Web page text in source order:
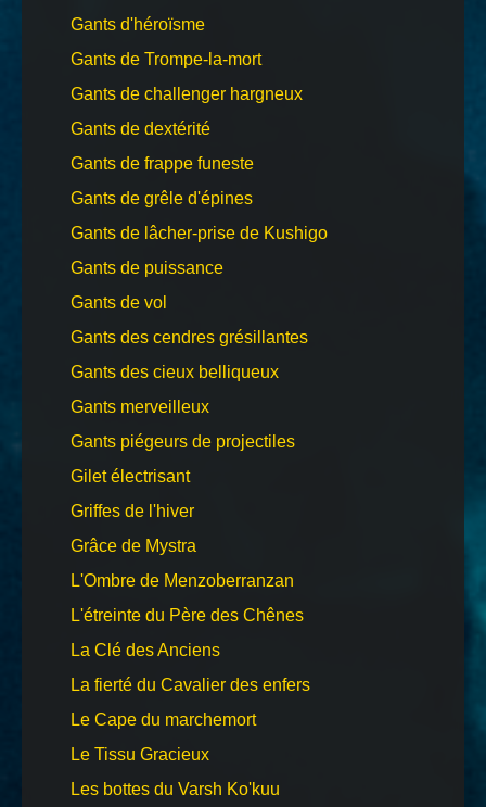
Gants d'héroïsme
Gants de Trompe-la-mort
Gants de challenger hargneux
Gants de dextérité
Gants de frappe funeste
Gants de grêle d'épines
Gants de lâcher-prise de Kushigo
Gants de puissance
Gants de vol
Gants des cendres grésillantes
Gants des cieux belliqueux
Gants merveilleux
Gants piégeurs de projectiles
Gilet électrisant
Griffes de l'hiver
Grâce de Mystra
L'Ombre de Menzoberranzan
L'étreinte du Père des Chênes
La Clé des Anciens
La fierté du Cavalier des enfers
Le Cape du marchemort
Le Tissu Gracieux
Les bottes du Varsh Ko'kuu